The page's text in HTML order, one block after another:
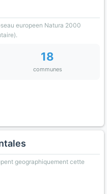
europeen Natura 2000
18
communes
geographiquement cette